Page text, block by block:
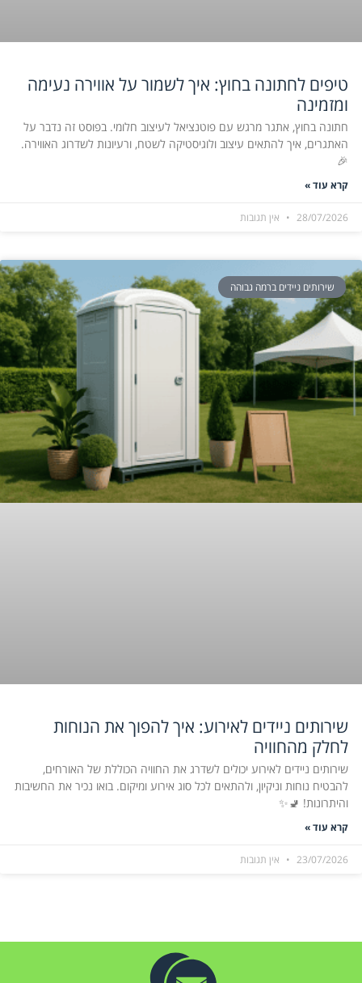
טיפים לחתונה בחוץ: איך לשמור על אווירה נעימה
ומזמינה
חתונה בחוץ, אתגר מרגש עם פוטנציאל לעיצוב חלומי. בפוסט זה נדבר על
האתגרים, איך להתאים עיצוב ולוגיסטיקה לשטח, ורעיונות לשדרוג האווירה.
🎉
קרא עוד »
28/07/2026 אין תגובות
שירותים ניידים ברמה גבוהה
שירותים ניידים לאירוע: איך להפוך את הנוחות
לחלק מהחוויה
שירותים ניידים לאירוע יכולים לשדרג את החוויה הכוללת של האורחים,
להבטיח נוחות וניקיון, ולהתאים לכל סוג אירוע ומיקום. בואו נכיר את החשיבות
והיתרונות! 🚽✨
קרא עוד »
23/07/2026 אין תגובות